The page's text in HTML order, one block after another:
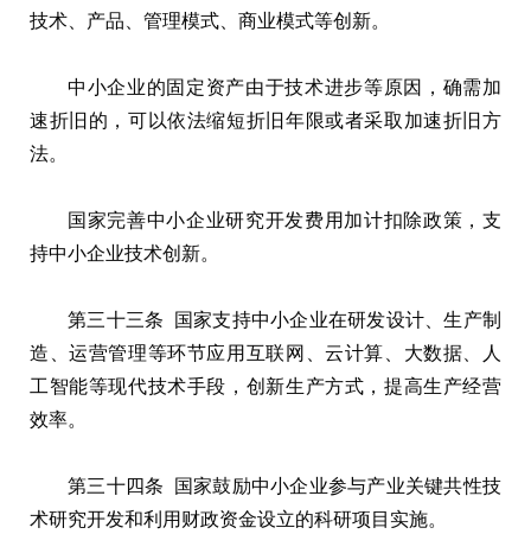
技术、产品、管理模式、商业模式等创新。
中小企业的固定资产由于技术进步等原因，确需加
速折旧的，可以依法缩短折旧年限或者采取加速折旧方
法。
国家完善中小企业研究开发费用加计扣除政策，支
持中小企业技术创新。
第三十三条 国家支持中小企业在研发设计、生产制
造、运营管理等环节应用互联网、云计算、大数据、人
工智能等现代技术手段，创新生产方式，提高生产经营
效率。
第三十四条 国家鼓励中小企业参与产业关键共性技
术研究开发和利用财政资金设立的科研项目实施。